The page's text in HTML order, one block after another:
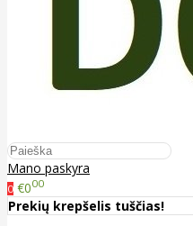
Mano paskyra
0 €000
Prekių krepšelis tuščias!